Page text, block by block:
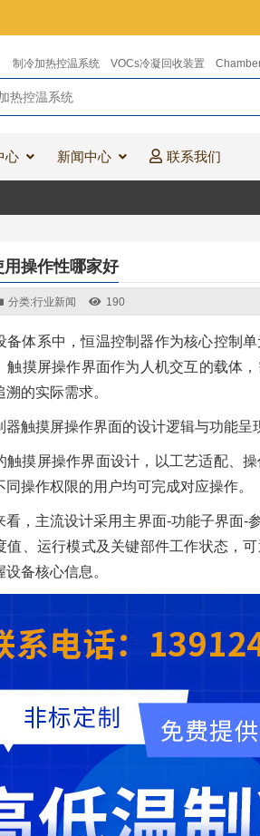
制冷加热控温系统 VOCs冷凝回收装置
心 新闻中心 联系我们
操作性哪家好
分类:行业新闻 190
备体系中，恒温控制器作为核心控制
触摸屏操作界面作为人机交互的载体
的实际需求。
器触摸屏操作界面的设计逻辑与功能呈
触摸屏操作界面设计，以工艺适配、
操作权限的用户均可完成对应操作。
看，主流设计采用主界面-功能子界面
值、运行模式及关键部件工作状态，
备核心信息。